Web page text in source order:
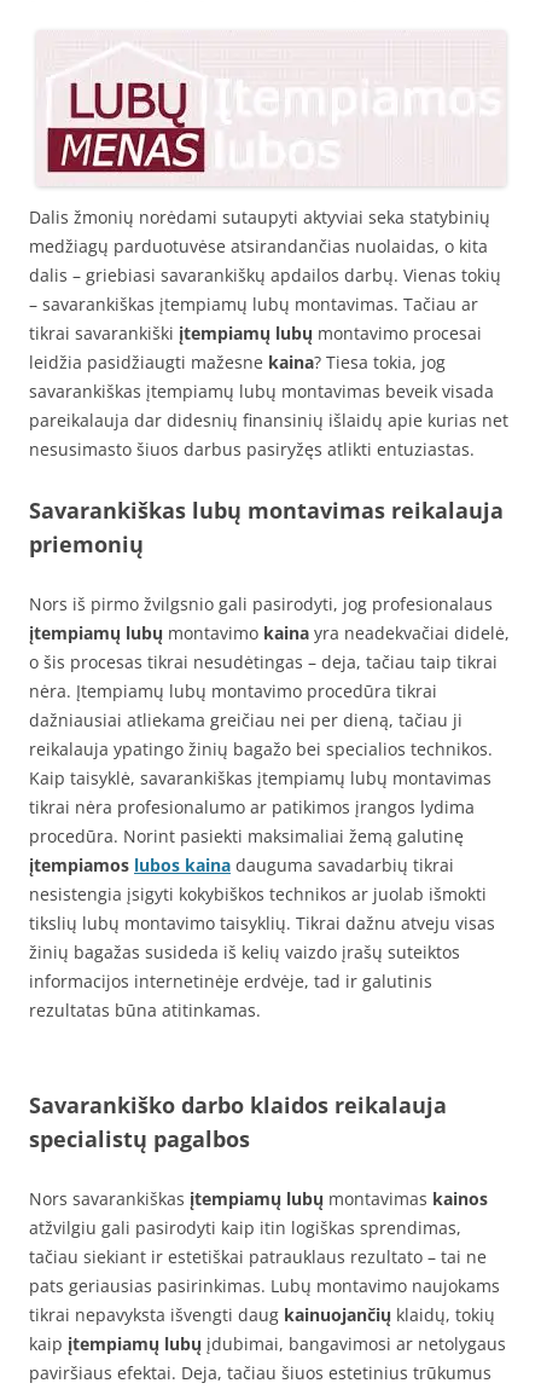
Dalis žmonių norėdami sutaupyti aktyviai seka statybinių
medžiagų parduotuvėse atsirandančias nuolaidas, o kita
dalis – griebiasi savarankiškų apdailos darbų. Vienas tokių
– savarankiškas įtempiamų lubų montavimas. Tačiau ar
tikrai savarankiški įtempiamų lubų montavimo procesai
leidžia pasidžiaugti mažesne kaina? Tiesa tokia, jog
savarankiškas įtempiamų lubų montavimas beveik visada
pareikalauja dar didesnių finansinių išlaidų apie kurias net
nesusimasto šiuos darbus pasiryžęs atlikti entuziastas.
Savarankiškas lubų montavimas reikalauja
priemonių
Nors iš pirmo žvilgsnio gali pasirodyti, jog profesionalaus
įtempiamų lubų montavimo kaina yra neadekvačiai didelė,
o šis procesas tikrai nesudėtingas – deja, tačiau taip tikrai
nėra. Įtempiamų lubų montavimo procedūra tikrai
dažniausiai atliekama greičiau nei per dieną, tačiau ji
reikalauja ypatingo žinių bagažo bei specialios technikos.
Kaip taisyklė, savarankiškas įtempiamų lubų montavimas
tikrai nėra profesionalumo ar patikimos įrangos lydima
procedūra. Norint pasiekti maksimaliai žemą galutinę
įtempiamos lubos kaina dauguma savadarbių tikrai
nesistengia įsigyti kokybiškos technikos ar juolab išmokti
tikslių lubų montavimo taisyklių. Tikrai dažnu atveju visas
žinių bagažas susideda iš kelių vaizdo įrašų suteiktos
informacijos internetinėje erdvėje, tad ir galutinis
rezultatas būna atitinkamas.
Savarankiško darbo klaidos reikalauja
specialistų pagalbos
Nors savarankiškas įtempiamų lubų montavimas kainos
atžvilgiu gali pasirodyti kaip itin logiškas sprendimas,
tačiau siekiant ir estetiškai patrauklaus rezultato – tai ne
pats geriausias pasirinkimas. Lubų montavimo naujokams
tikrai nepavyksta išvengti daug kainuojančių klaidų, tokių
kaip įtempiamų lubų įdubimai, bangavimosi ar netolygaus
paviršiaus efektai. Deja, tačiau šiuos estetinius trūkumus